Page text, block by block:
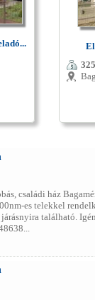
családi ház
es telekkel
található.